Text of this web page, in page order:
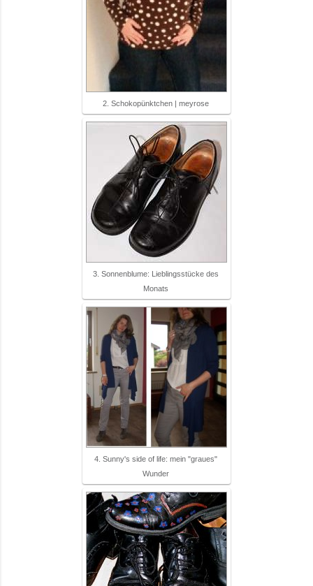
2. Schokopünktchen | meyrose
3. Sonnenblume: Lieblingsstücke des
Monats
4. Sunny's side of life: mein "graues"
Wunder